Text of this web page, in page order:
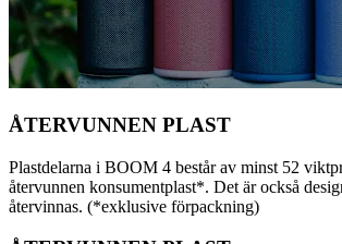
ÅTERVUNNEN PLAST
Plastdelarna i BOOM 4 består av minst 52
återvunnen konsumentplast*. Det är också
återvinnas. (*exklusive förpackning)